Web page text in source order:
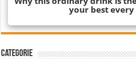
Categorie